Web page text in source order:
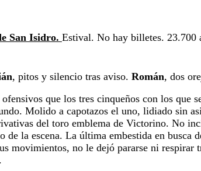
San Isidro. Estival. No hay billetes. 23.700
, pitos y silencio tras aviso. Román, dos
que los tres cinqueños con los que
Molido a capotazos el uno, lidiado sin
del toro emblema de Victorino. No
la escena. La última embestida en busca
movimientos, no le dejó pararse ni